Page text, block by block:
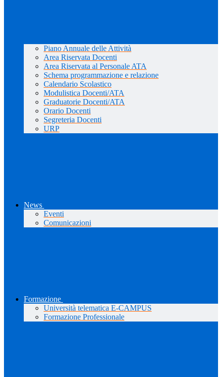
Piano Annuale delle Attività
Area Riservata Docenti
Area Riservata al Personale ATA
Schema programmazione e relazione
Calendario Scolastico
Modulistica Docenti/ATA
Graduatorie Docenti/ATA
Orario Docenti
Segreteria Docenti
URP
News
Eventi
Comunicazioni
Formazione
Università telematica E-CAMPUS
Formazione Professionale